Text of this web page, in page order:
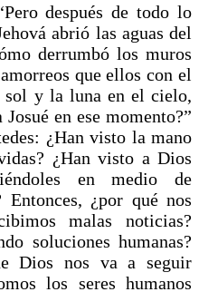
después de todo lo
abrió las aguas del
derrumbó los muros
que ellos con el
sol y la luna en el cielo,
en ese momento?”
¿Han visto la mano
¿Han visto a Dios
en medio de
¿por qué nos
malas noticias?
soluciones humanas?
Dios nos va a seguir
los seres humanos